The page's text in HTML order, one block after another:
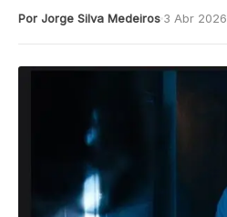
Por Jorge Silva Medeiros 3 Abr 2026